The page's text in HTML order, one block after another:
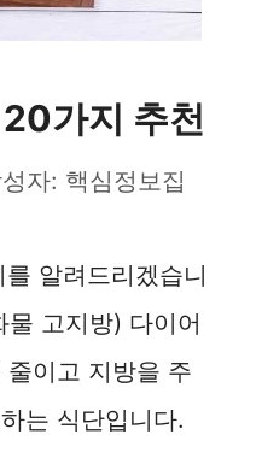
가지 추천
자: 핵심정보집
알려드리겠습니
고지방) 다이어
이고 지방을 주
는 식단입니다.